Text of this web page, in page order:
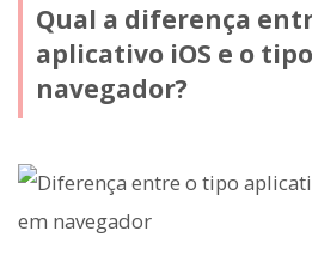
Qual a diferença
aplicativo iOS e o
navegador?